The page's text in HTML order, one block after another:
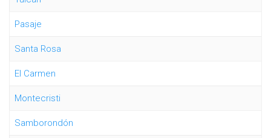
Pasaje
Santa Rosa
El Carmen
Montecristi
Samborondón